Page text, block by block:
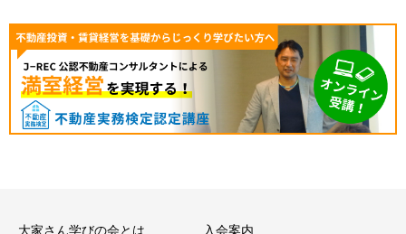
大家さん学びの会とは 入会案内